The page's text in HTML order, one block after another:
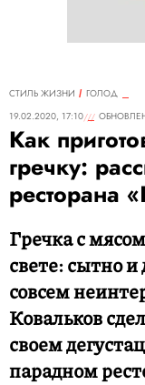
СТИЛЬ ЖИЗНИ
ГОЛОД
19.02.2020, 17:10
Как
гречку:
ресторана
Гречка с
свете: сытно
совсем
Ковальков
своем
парадном